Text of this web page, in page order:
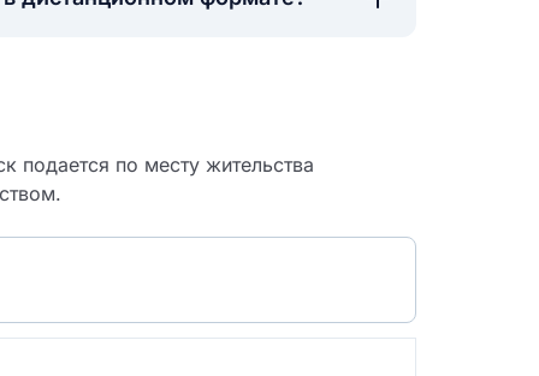
подается по месту жительства